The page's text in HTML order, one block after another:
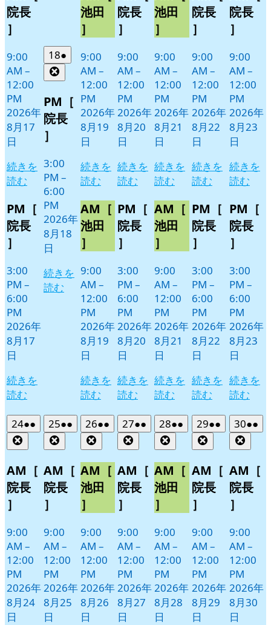
17
日
ベ
院長
］
9:00
AM –
12:00
PM
2026年
8月17
日
続きを
読む
PM［
院長
］
3:00
PM –
6:00
PM
2026年
8月17
日
続きを
読む
182026
年
8
月
18
日
●
件
イ
ベ
ン
Close
PM［
院長
］
3:00
PM –
6:00
PM
2026年
8月18
日
続きを
読む
19
日
ベ
ン
ト)
池田
］
9:00
AM –
12:00
PM
2026年
8月19
日
続きを
読む
AM［
池田
］
9:00
AM –
12:00
PM
2026年
8月19
日
続きを
読む
20
日
ベ
ン
ト)
院長
］
9:00
AM –
12:00
PM
2026年
8月20
日
続きを
読む
PM［
院長
］
3:00
PM –
6:00
PM
2026年
8月20
日
続きを
読む
21
日
ベ
ン
ト)
池田
］
9:00
AM –
12:00
PM
2026年
8月21
日
続きを
読む
AM［
池田
］
9:00
AM –
12:00
PM
2026年
8月21
日
続きを
読む
22
日
ベ
ン
ト)
院長
］
9:00
AM –
12:00
PM
2026年
8月22
日
続きを
読む
PM［
院長
］
3:00
PM –
6:00
PM
2026年
8月22
日
続きを
読む
23
日
ベ
院長
］
9:00
AM –
12:00
PM
2026年
8月23
日
続きを
読む
PM［
院長
］
3:00
PM –
6:00
PM
2026年
8月23
日
続きを
読む
242026
年
8
月
24
日
●●
件
の
イ
ベ
ン
ト)
AM［
院長
］
9:00
AM –
12:00
PM
2026年
8月24
日
252026
年
8
月
25
日
●●
件
の
イ
ベ
ン
ト)
AM［
院長
］
9:00
AM –
12:00
PM
2026年
8月25
日
262026
年
8
月
26
日
●●
件
の
イ
ベ
ン
ト)
AM［
池田
］
9:00
AM –
12:00
PM
2026年
8月26
日
272026
年
8
月
27
日
●●
件
の
イ
ベ
ン
ト)
AM［
院長
］
9:00
AM –
12:00
PM
2026年
8月27
日
282026
年
8
月
28
日
●●
件
の
イ
ベ
ン
ト)
AM［
池田
］
9:00
AM –
12:00
PM
2026年
8月28
日
292026
年
8
月
29
日
●●
件
の
イ
ベ
ン
ト)
AM［
院長
］
9:00
AM –
12:00
PM
2026年
8月29
日
302026
年
8
月
30
日
●●
件
イ
ベ
AM［
院長
］
9:00
AM –
12:00
PM
2026年
8月30
日